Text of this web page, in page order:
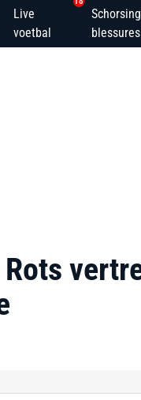
Live
voetbal
blessures